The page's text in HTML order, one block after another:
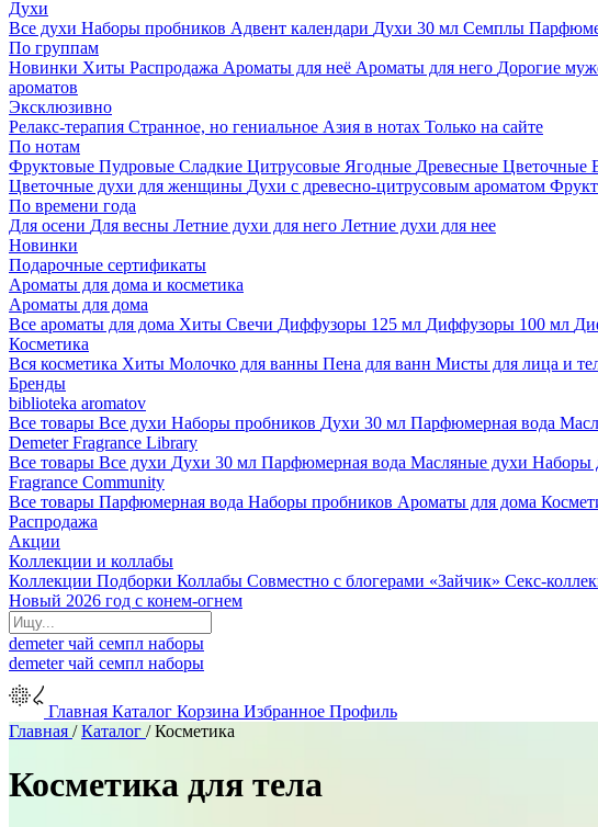
Духи
Все духи Наборы пробников Адвент календари Духи 30 мл Семплы
По группам
Новинки Хиты Распродажа Ароматы для неё Ароматы для него Дорогие
ароматов
Эксклюзивно
Релакс-терапия Странное, но гениальное Азия в нотах Только на сайте
По нотам
Фруктовые Пудровые Сладкие Цитрусовые Ягодные Древесные Цветочные
Цветочные духи для женщины Духи с древесно-цитрусовым ароматом
По времени года
Для осени Для весны Летние духи для него Летние духи для нее
Новинки
Подарочные сертификаты
Ароматы для дома и косметика
Ароматы для дома
Все ароматы для дома Хиты Свечи Диффузоры 125 мл Диффузоры 100 мл
Косметика
Вся косметика Хиты Молочко для ванны Пена для ванн Мисты для лица и
Бренды
biblioteka aromatov
Все товары Все духи Наборы пробников Духи 30 мл Парфюмерная вода
Demeter Fragrance Library
Все товары Все духи Духи 30 мл Парфюмерная вода Масляные духи Наборы
Fragrance Community
Все товары Парфюмерная вода Наборы пробников Ароматы для дома
Распродажа
Акции
Коллекции и коллабы
Коллекции Подборки Коллабы Совместно с блогерами «Зайчик» Секс-
Новый 2026 год с конем-огнем
demeterчай семпл наборы
demeterчай семпл наборы
Главная Каталог Корзина Избранное Профиль
Главная /Каталог /Косметика
Косметика для тела